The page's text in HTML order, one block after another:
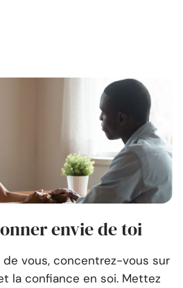
envie de toi
de vous, concentrez-vous sur
la confiance en soi. Mettez